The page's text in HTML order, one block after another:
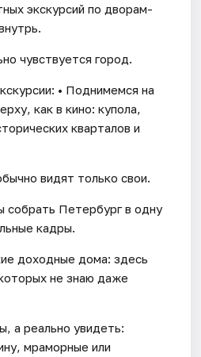
экскурсий по дворам-
чувствуется город.
• Поднимемся на
как в кино: купола,
кварталов и
видят только свои.
собрать Петербург в одну
кадры.
доходные дома: здесь
не знаю даже
а реально увидеть:
мраморные или